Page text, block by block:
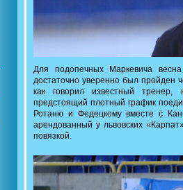
Для подопечных Маркевича
достаточно уверенно был пройден
как говорил известный тренер,
предстоящий плотный график
Ротаню и Федецкому вместе с
арендованный у львовских
повязкой.